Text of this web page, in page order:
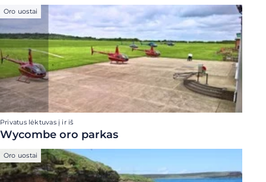
Oro uostai
Privatus lėktuvas į ir iš
Wycombe oro parkas
Oro uostai